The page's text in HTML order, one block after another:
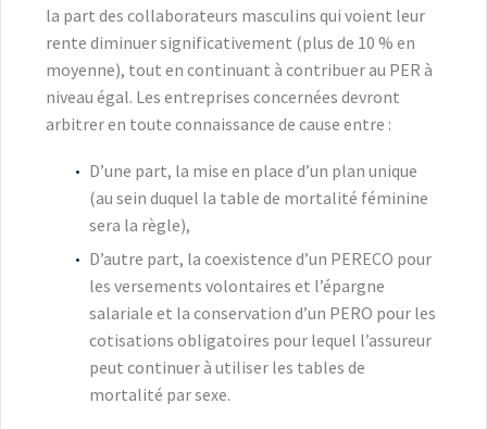
la part des collaborateurs masculins qui voient leur
rente diminuer significativement (plus de 10 % en
moyenne), tout en continuant à contribuer au PER à
niveau égal. Les entreprises concernées devront
arbitrer en toute connaissance de cause entre :
D’une part, la mise en place d’un plan unique
(au sein duquel la table de mortalité féminine
sera la règle),
D’autre part, la coexistence d’un PERECO pour
les versements volontaires et l’épargne
salariale et la conservation d’un PERO pour les
cotisations obligatoires pour lequel l’assureur
peut continuer à utiliser les tables de
mortalité par sexe.